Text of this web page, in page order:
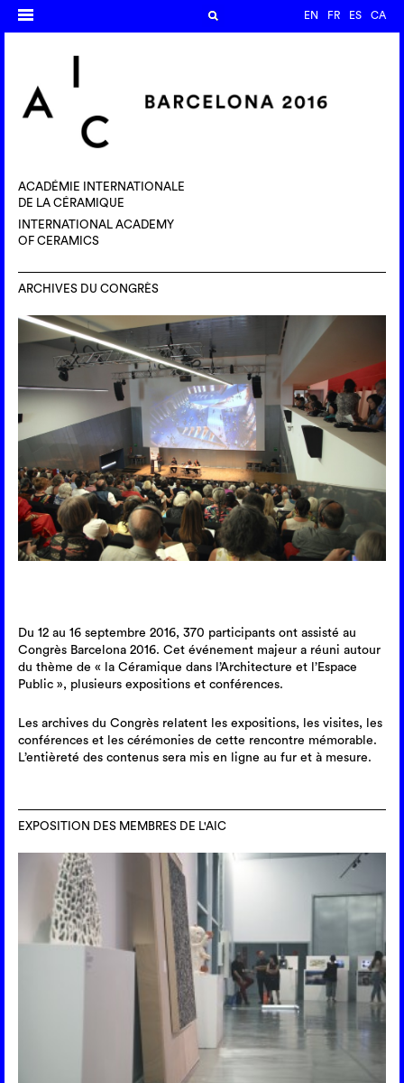
EN FR ES CA
ACADÉMIE INTERNATIONALE
DE LA CÉRAMIQUE
INTERNATIONAL ACADEMY
OF CERAMICS
ARCHIVES DU CONGRÈS
Du 12 au 16 septembre 2016, 370 participants ont assisté au
Congrès Barcelona 2016. Cet événement majeur a réuni autour
du thème de « la Céramique dans l’Architecture et l’Espace
Public », plusieurs expositions et conférences.
Les archives du Congrès relatent les expositions, les visites, les
conférences et les cérémonies de cette rencontre mémorable.
L’entièreté des contenus sera mis en ligne au fur et à mesure.
EXPOSITION DES MEMBRES DE L'AIC